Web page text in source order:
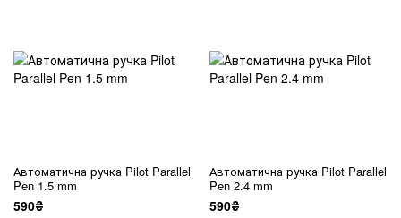
Автоматична ручка Pilot Parallel
Pen 1.5 mm
590₴
Автоматична ручка Pilot Parallel
Pen 2.4 mm
590₴